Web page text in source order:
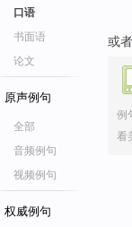
口语
书面语
论文
原声例句
全部
音频例句
视频例句
权威例句
或
例
看